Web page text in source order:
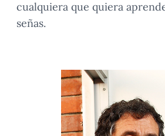
cualquiera que quiera
señas.